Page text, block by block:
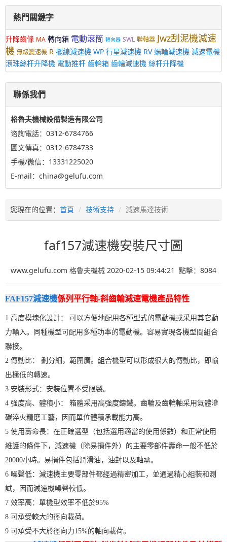
熱門關鍵字
升降齒條 MA 轉向箱 電動滾筒 轉向器 SWL 聯軸器 Jwz刮泥機減速
機 無級變速機 R 擺線減速機 WP 行星減速機 RV 蝸輪減速機 減速電機
滾珠絲杆升降機 電動推杆 齒輪箱 齒輪減速機 絲杆升降機
聯係我們
格魯夫機械設備製造有限公司
谘詢電話：0312-6784766
圖文傳真：0312-6784733
手機/微信：13331225020
E-mail：china@gelufu.com
您現在的位置： 首頁 技術支持 減速馬達技術
faf157減速機安裝尺寸圖
www.gelufu.com 格魯夫機械 2020-02-15 09:44:21 點擊： 8084
FAF157減速機係列平行軸-斜齒輪減速電機產品特性
1 高度模塊化設計： 可以方便地配用各種型式的電動機或采用其它動
力輸入。同種機型可配用多種功率的電動機。容易實現各機型間組合
聯接。
2 傳動比： 劃分細，範圍廣。組合機型可以形成很大的傳動比，即輸
出極低的轉速。
3 安裝形式：安裝位置不受限製。
4 強度高、體積小： 箱體采用高強度鑄鐵。齒輪及齒輪軸采用氣體滲
碳淬火精磨工藝，因而單位體積承載能力高。
5 使用壽命長：在正確選型（包括選用適當的使用係數）和正常使用
維護的條件下，減速機（除易損件外）的主要零部件壽命一般不低於
20000小時。易損件包括潤滑油，油封以及軸承。
6 噪聲低：減速機主要零部件都經過精密加工，並通過精心組裝和測
試，因而減速機噪聲較低。
7 效率高：單機型效率不低於95%
8 可承受較大的徑向載荷。
9 可承受不大於徑向力15%的軸向載荷。